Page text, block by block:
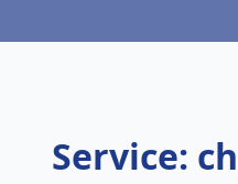
Service: